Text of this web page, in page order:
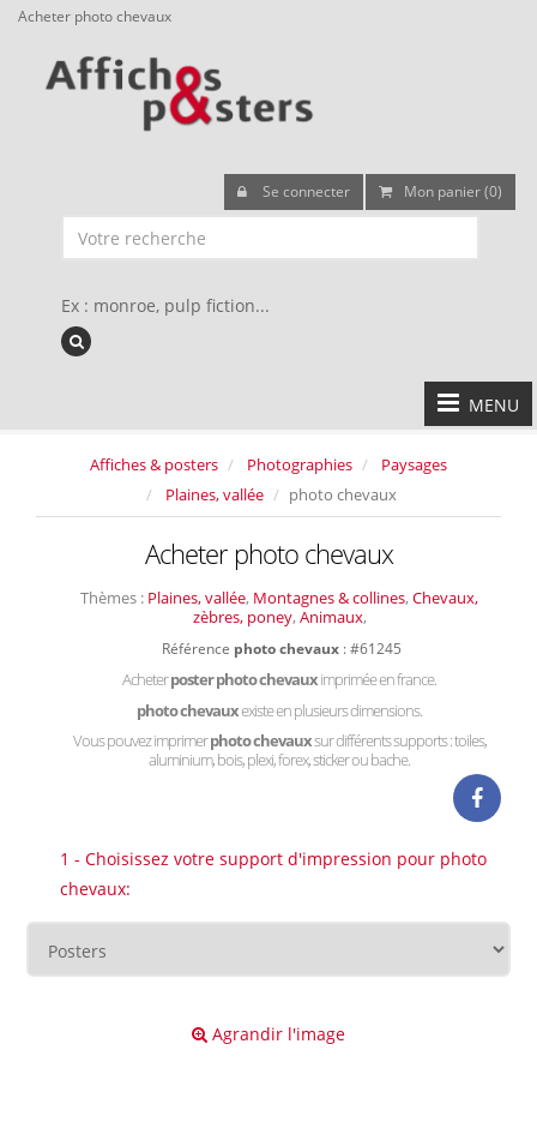
Acheter photo chevaux
Se connecter Mon panier (0)
Ex : monroe, pulp fiction...
MENU
Affiches & posters Photographies
Paysages
Plaines, vallée
photo chevaux
Acheter photo chevaux
Thèmes : Plaines, vallée, Montagnes & collines, Chevaux,
zèbres, poney, Animaux,
Référence photo chevaux : #61245
Acheterposter photo chevauximprimée en france.
photo chevauxexiste en plusieurs dimensions.
Vous pouvez imprimerphoto chevauxsur différents supports : toiles,
aluminium, bois, plexi, forex, sticker ou bache.
1 - Choisissez votre support d'impression pour photo
chevaux:
Agrandir l'image